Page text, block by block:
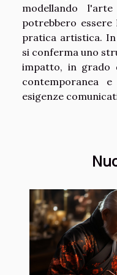
modellando
potrebbero
pratica artistica.
si conferma uno
impatto, in grado
contemporanea
esigenze